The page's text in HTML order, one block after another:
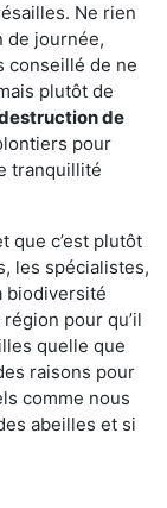
Ne rien
de journée,
conseillé de ne
plutôt de
de
pour
tranquillité
que c’est plutôt
les spécialistes,
biodiversité
pour qu’il
quelle que
raisons pour
comme nous
abeilles et si